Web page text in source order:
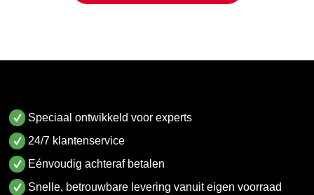
Speciaal ontwikkeld voor experts
24/7 klantenservice
Eénvoudig achteraf betalen
Snelle, betrouwbare levering vanuit eigen voorraad